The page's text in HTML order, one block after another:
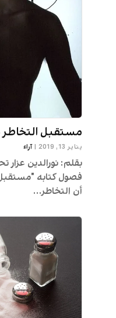
مستقبل التخاطر
يناير 13, 2019 |آراء
بقلم: نورالدين
فصول كتابه
أن التخاطر...